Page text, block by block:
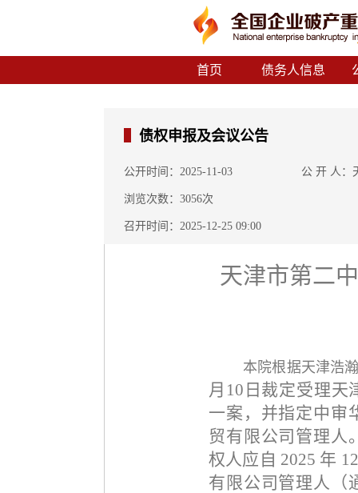
首页 债务人信息
债权申报及会议公告
公开时间：2025-11-03 公 开 人：
浏览次数：3056次
召开时间： 2025-12-25 09:00
天津市第二
本院根据天津浩
月10日裁定受理天
一案，并指定中审
贸有限公司管理人
权人应自 2025 年
有限公司管理人（